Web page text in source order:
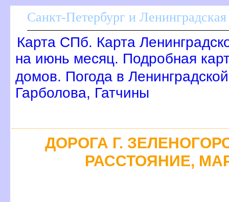
Санкт-Петербург и Ленинградская
Карта СПб. Карта
на июнь месяц. Подробная
домов. Погода в
Гарболова, Гатчины
ДОРОГА Г.
РАССТОЯНИЕ,